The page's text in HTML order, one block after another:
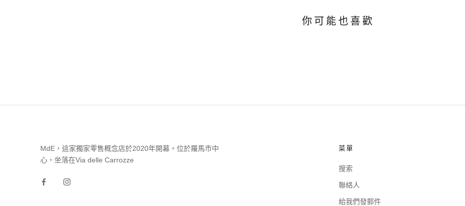
你可能也喜歡
MdE，這家獨家零售概念店於2020年開幕。位於羅馬市中
心，坐落在Via delle Carrozze
菜單
搜索
聯絡人
給我們發郵件